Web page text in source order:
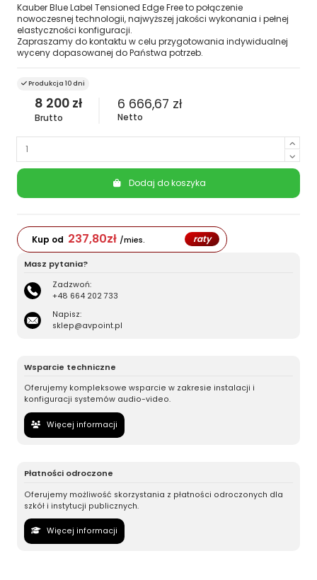
Kauber Blue Label Tensioned Edge Free to połączenie
nowoczesnej technologii, najwyższej jakości wykonania i pełnej
elastyczności konfiguracji.
Zapraszamy do kontaktu w celu przygotowania indywidualnej
wyceny dopasowanej do Państwa potrzeb.
Produkcja 10 dni
8 200 zł
Brutto
6 666,67 zł
Netto
Dodaj do koszyka
Kup od 237,80zł /mies. raty
Masz pytania?
Zadzwoń:
+48 664 202 733
Napisz:
sklep@avpoint.pl
Wsparcie techniczne
Oferujemy kompleksowe wsparcie w zakresie instalacji i
konfiguracji systemów audio-video.
Więcej informacji
Płatności odroczone
Oferujemy możliwość skorzystania z płatności odroczonych dla
szkół i instytucji publicznych.
Więcej informacji